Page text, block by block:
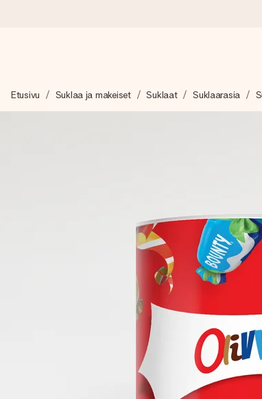
Valmistamme lahjasi huolella ja lähetämme sen
merkitystä.
Ilmainen tervehdyskortti
Tilaa tänään – personoitu lahja valmistuu ja lähtee
Etusivu Suklaa ja makeiset Suklaat Suklaarasia